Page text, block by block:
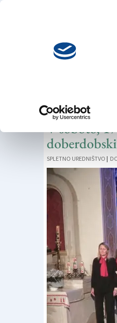
Z
V soboto,
SPLETNO UREDNIŠTVO |